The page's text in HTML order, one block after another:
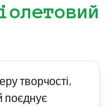
творчості,
поєднує